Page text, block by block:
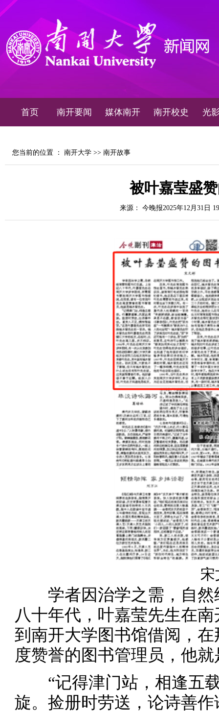
首页 南开要闻 媒体南开 南开校史 光
您当前的位置 ： 南开大学 >> 南开故事
被叶嘉莹盛
来源： 今晚报2025年12月31日
宋
学者因治学之需，自然
八十年代，叶嘉莹先生在
到南开大学图书馆借阅，
度赞誉的图书管理员，他
“记得津门站，相逢五载
旋。捡册时劳送，论诗善